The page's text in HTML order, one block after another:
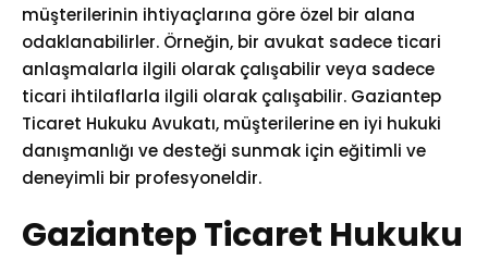
müşterilerinin ihtiyaçlarına göre özel bir alana
odaklanabilirler. Örneğin, bir avukat sadece ticari
anlaşmalarla ilgili olarak çalışabilir veya sadece
ticari ihtilaflarla ilgili olarak çalışabilir. Gaziantep
Ticaret Hukuku Avukatı, müşterilerine en iyi hukuki
danışmanlığı ve desteği sunmak için eğitimli ve
deneyimli bir profesyoneldir.
Gaziantep Ticaret Hukuku